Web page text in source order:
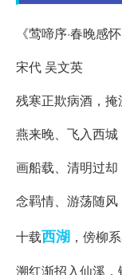
《莺啼序·春晚感怀
宋代 吴文英
残寒正欺病酒，掩
燕来晚、飞入西城
画船载、清明过却
念羁情、游荡随风
十载西湖 ，傍柳
溯红渐招入仙溪